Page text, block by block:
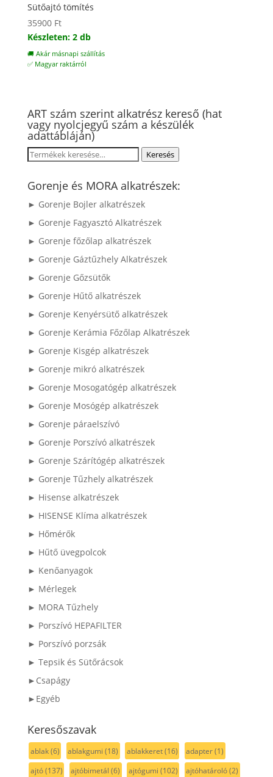
Sütőajtó tömítés
35900 Ft
Készleten: 2 db
🚚 Akár másnapi szállítás
✅ Magyar raktárról
ART szám szerint alkatrész kereső (hat
vagy nyolcjegyű szám a készülék
adattábláján)
Keresés
következőre:
Keresés
Gorenje és MORA alkatrészek:
► Gorenje Bojler alkatrészek
► Gorenje Fagyasztó Alkatrészek
► Gorenje főzőlap alkatrészek
► Gorenje Gáztűzhely Alkatrészek
► Gorenje Gőzsütők
► Gorenje Hűtő alkatrészek
► Gorenje Kenyérsütő alkatrészek
► Gorenje Kerámia Főzőlap Alkatrészek
► Gorenje Kisgép alkatrészek
► Gorenje mikró alkatrészek
► Gorenje Mosogatógép alkatrészek
► Gorenje Mosógép alkatrészek
► Gorenje páraelszívó
► Gorenje Porszívó alkatrészek
► Gorenje Szárítógép alkatrészek
► Gorenje Tűzhely alkatrészek
► Hisense alkatrészek
► HISENSE Klíma alkatrészek
► Hőmérők
► Hűtő üvegpolcok
► Kenőanyagok
► Mérlegek
► MORA Tűzhely
► Porszívó HEPAFILTER
► Porszívó porzsák
► Tepsik és Sütőrácsok
►Csapágy
►Egyéb
Keresőszavak
ablak(6) ablakgumi (18) ablakkeret(16) adapter(1)
ajtó(137) ajtóbimetál (6) ajtógumi (102) ajtóhatároló(2)